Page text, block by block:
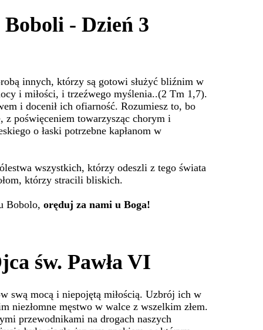
- Dzień 3
innych, którzy są gotowi służyć bliźnim w
i miłości, i trzeźwego myślenia..(2 Tm 1,7).
i docenił ich ofiarność. Rozumiesz to, bo
z poświęceniem towarzysząc chorym i
o łaski potrzebne kapłanom w
wszystkich, którzy odeszli z tego świata
którzy stracili bliskich.
Bobolo, oręduj za nami u Boga!
św. Pawła VI
swą mocą i niepojętą miłością. Uzbrój ich w
niezłomne męstwo w walce z wszelkim złem.
przewodnikami na drogach naszych